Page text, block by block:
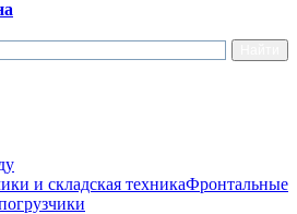
и складская техникаФронтальные